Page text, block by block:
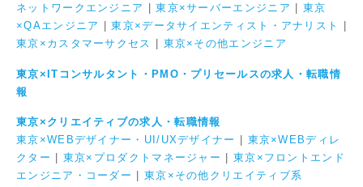
ネットワークエンジニア |東京×サーバーエンジニア
東京
×QAエンジニア
|東京×データサイエンティスト・アナリスト
東京×カスタマーサクセス
東京×その他エンジニア
東京×ITコンサルタント・PMO・プリセールスの求人・転職情
報
東京×クリエイティブの求人・転職情報
東京×WEBデザイナー・UI/UXデザイナー
東京×WEBディレ
クター
東京×プロダクトマネージャー
東京×フロントエンド
エンジニア・コーダー
東京×その他クリエイティブ系